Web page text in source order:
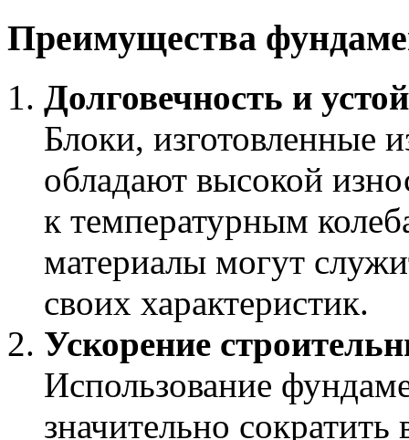
Преимущества
Долговечность и
Блоки, изготовленные
обладают высокой
к температурным
материалы могут
своих характеристик.
Ускорение
Использование
значительно сократить